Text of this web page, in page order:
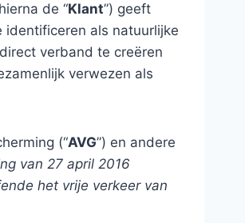
de “Klant”) geeft
identificeren als natuurlijke
verband te creëren
verwezen als
(“AVG”) en andere
van 27 april 2016
het vrije verkeer van